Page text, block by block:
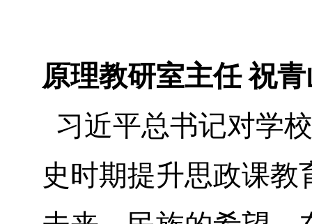
原理教研室主任 祝
习近平总书记对学
史时期提升思政课